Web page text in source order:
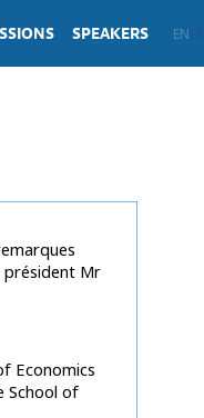
SPEAKERS EN
président Mr
Economics
School of